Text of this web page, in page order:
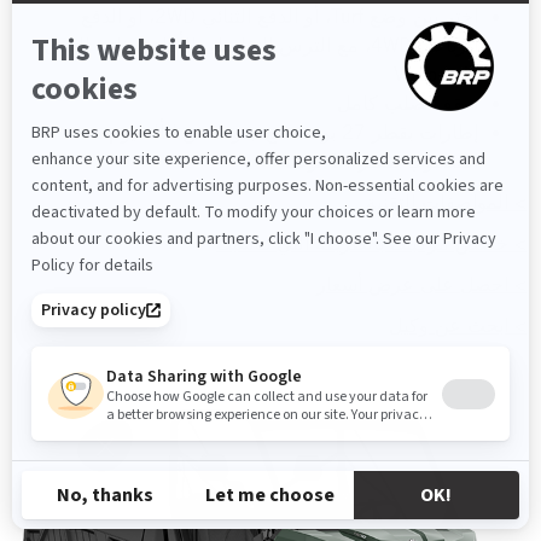
الرباعي 4WD، مع الترس التفاضلي الأمامي ذاتي القفل
'Visco-Lok
سقف صلب كامل
إطارات بقطر 27 بوصة مع جنوط من الألمنيوم
المصبوب بقطر 14 بوصة
> المواصفات التقنية
> خصّص مركبتك بالطريقة التي تناسبك